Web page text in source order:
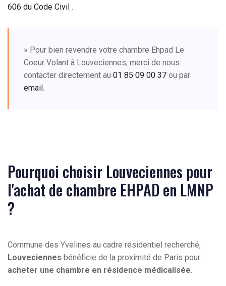
606 du Code Civil .
» Pour bien revendre votre chambre Ehpad Le
Coeur Volant à Louveciennes, merci de nous
contacter directement au 01 85 09 00 37 ou par
email.
Pourquoi choisir Louveciennes pour
l'achat de chambre EHPAD en LMNP
?
Commune des Yvelines au cadre résidentiel recherché,
Louveciennes bénéficie de la proximité de Paris pour
acheter une chambre en résidence médicalisée.